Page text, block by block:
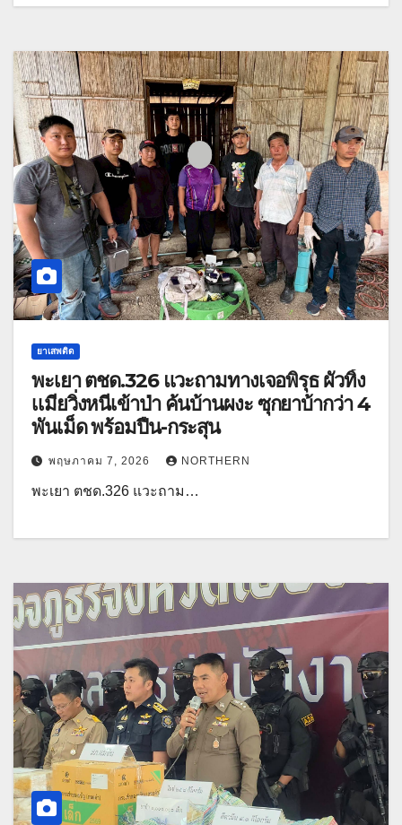
ยาเสพติด
พะเยา ตชด.326 แวะถามทางเจอพิรุธ ผัวทิ้ง
เเมียวิ่งหนีเข้าป่า ค้นบ้านผงะ ซุกยาบ้ากว่า 4
พันเม็ด พร้อมปืน-กระสุน
พฤษภาคม 7, 2026 NORTHERN
พะเยา ตชด.326 แวะถาม…